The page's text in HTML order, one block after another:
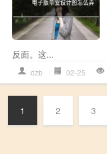
反面。这...
dzb 02-25
1 2 3